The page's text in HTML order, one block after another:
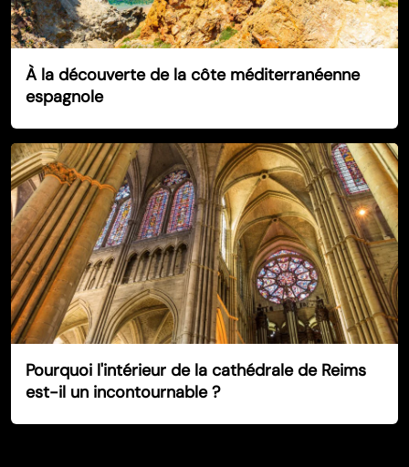
À la découverte de la côte méditerranéenne
espagnole
Pourquoi l'intérieur de la cathédrale de Reims
est-il un incontournable ?